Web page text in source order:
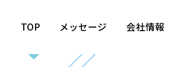
TOP メッセージ 会社情報